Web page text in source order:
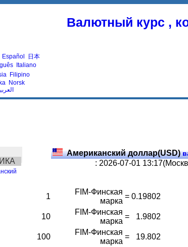
Валютный курс ,
Español
日本
Italiano
Filipino
Norsk
Американский доллар(USD)
: 2026-07-01
1
FIM-Финская
марка
= 0.19802
10
FIM-Финская
марка
= 1.9802
100
FIM-Финская
марка
= 19.802